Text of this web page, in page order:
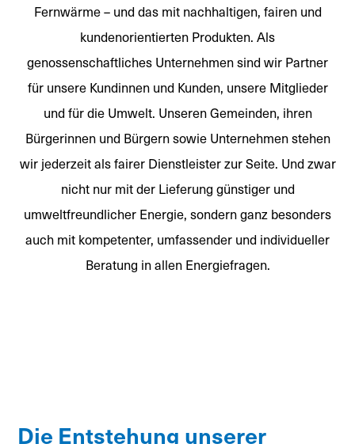
Fernwärme – und das mit nachhaltigen, fairen und
kundenorientierten Produkten. Als
genossenschaftliches Unternehmen sind wir Partner
für unsere Kundinnen und Kunden, unsere Mitglieder
und für die Umwelt. Unseren Gemeinden, ihren
Bürgerinnen und Bürgern sowie Unternehmen stehen
wir jederzeit als fairer Dienstleister zur Seite. Und zwar
nicht nur mit der Lieferung günstiger und
umweltfreundlicher Energie, sondern ganz besonders
auch mit kompetenter, umfassender und individueller
Beratung in allen Energiefragen.
Die Entstehung unserer